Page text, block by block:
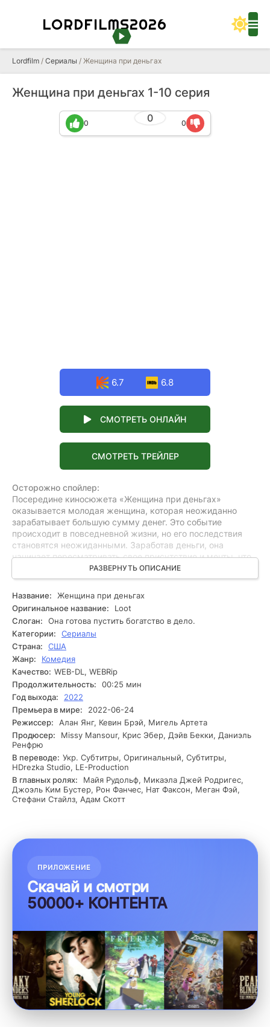
LORDFILMS2026
Lordfilm / Сериалы / Женщина при деньгах
Женщина при деньгах 1-10 серия
0
0 0
6.7 6.8
СМОТРЕТЬ ОНЛАЙН
СМОТРЕТЬ ТРЕЙЛЕР
Осторожно спойлер:
Посередине киносюжета «Женщина при деньгах»
оказывается молодая женщина, которая неожиданно
зарабатывает большую сумму денег. Это событие
происходит в повседневной жизни, но его последствия
становятся неожиданными. Заработав деньги, она
начинает пересматривать свое присутствие и мечты, что
приводит её к новым способностям и внезапным
встречам. В ходе событий она сталкивается с правдой о
своём прошлом и невыполненными желаниями, которые
долгое время оставались под властью обыденности.
Развивая сюжет, героиня принимает решение
использовать средства ради изменения своей жизни. Она
начинает исследовать мир, контактирует с новыми
людьми и открывает для себя новые горизонты. Здесь
она встречается с множеством препятствий: от
недоброжелательных людей до личных страхов. Каждое
новое развитие приносит как радость, так и сомнения. В
перспективе этих изменений она начинает осознавать, что
деньги не являются решением всех её проблем, и её
истинное благополучие может быть найдено в других
аспектах жизни. Конфликт нарастает, и иногда она
оказывается на распутье, ей предстоит сделать сложный
выбор, который определит её дальнейшую судьбу.
РАЗВЕРНУТЬ ОПИСАНИЕ
Название:
Женщина при деньгах
Оригинальное название:
Loot
Слоган:
Она готова пустить богатство в дело.
Категории:
Сериалы
Страна:
США
Жанр:
Комедия
Качество: WEB-DL, WEBRip
Продолжительность:
00:25 мин
Год выхода:
2022
Премьера в мире:
2022-06-24
Режиссер:
Алан Янг, Кевин Брэй, Мигель Артета
Продюсер:
Missy Mansour, Крис Эбер, Дэйв Бекки, Даниэль
Ренфрю
В переводе: Укр. Субтитры, Оригинальный, Субтитры,
HDrezka Studio, LE-Production
В главных ролях:
Майя Рудольф, Микаэла Джей Родригес,
Джоэль Ким Бустер, Рон Фанчес, Нат Факсон, Меган Фэй,
Стефани Стайлз, Адам Скотт
ПРИЛОЖЕНИЕ
Скачай и смотри
50000+ КОНТЕНТА